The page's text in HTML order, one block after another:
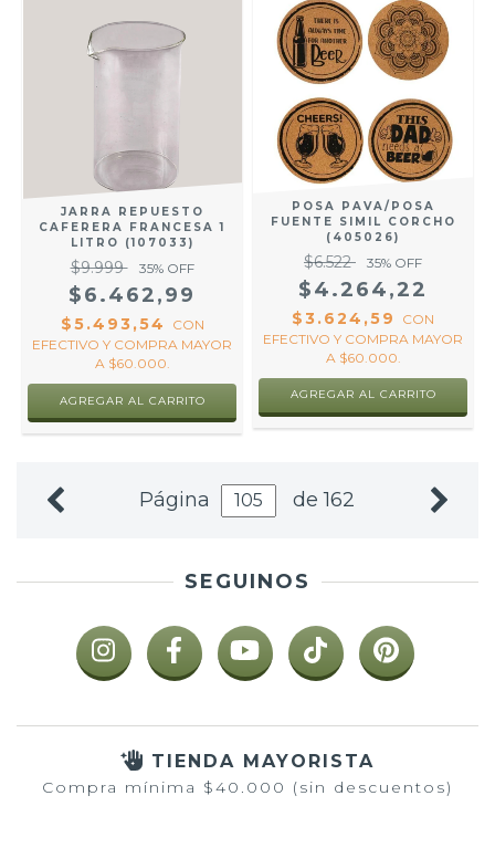
JARRA REPUESTO
CAFERERA FRANCESA 1
LITRO (107033)
$9.999 35% OFF
$6.462,99
$5.493,54
CON
EFECTIVO Y COMPRA MAYOR
A $60.000.
POSA PAVA/POSA
FUENTE SIMIL CORCHO
(405026)
$6.522 35% OFF
$4.264,22
$3.624,59
CON
EFECTIVO Y COMPRA MAYOR
A $60.000.
AGREGAR AL CARRITO
Página de 162
SEGUINOS
TIENDA MAYORISTA
Compra mínima $40.000 (sin descuentos)